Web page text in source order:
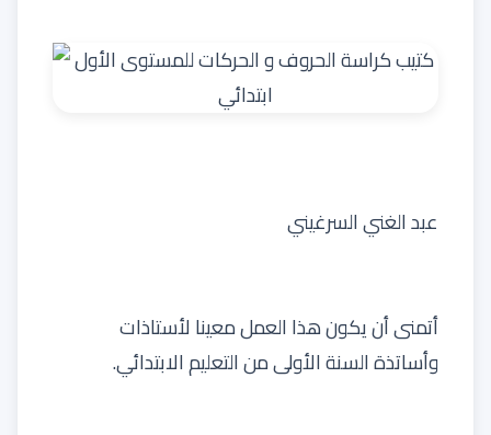
عبد الغني السرغيني
أتمنى أن يكون هذا العمل معينا لأستاذات
وأساتذة السنة الأولى من التعليم الابتدائي.